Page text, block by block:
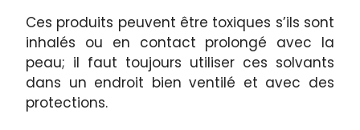
Ces produits peuvent être toxiques s’ils sont
inhalés ou en contact prolongé avec la
peau; il faut toujours utiliser ces solvants
dans un endroit bien ventilé et avec des
protections.